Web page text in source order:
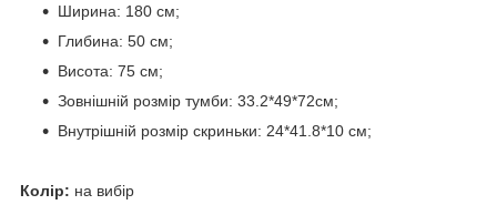
Ширина: 180 см;
Глибина: 50 см;
Висота: 75 см;
Зовнішній розмір тумби: 33.2*49*72см;
Внутрішній розмір скриньки: 24*41.8*10 см;
Колір: на вибір